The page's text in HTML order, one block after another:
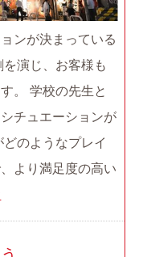
ンが決まっている
演じ、お客様も
。 学校の先生と
チュエーションが
のようなプレイ
より満足度の高い